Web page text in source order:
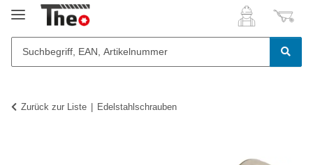
Zurück zur Liste Edelstahlschrauben